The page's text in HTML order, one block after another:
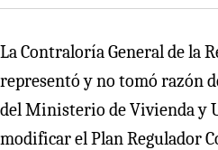
La Contraloría General de la
representó y no tomó razón
del Ministerio de Vivienda y
modificar el Plan Regulador